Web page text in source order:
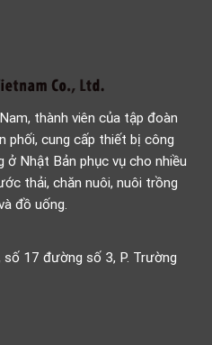
thành viên của tập đoàn
phối, cung cấp thiết bị công
ở Nhật Bản phục vụ cho nhiều
thải, chăn nuôi, nuôi trồng
đồ uống.
17 đường số 3, P. Trường